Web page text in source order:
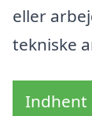
eller
tekniske
Indhent